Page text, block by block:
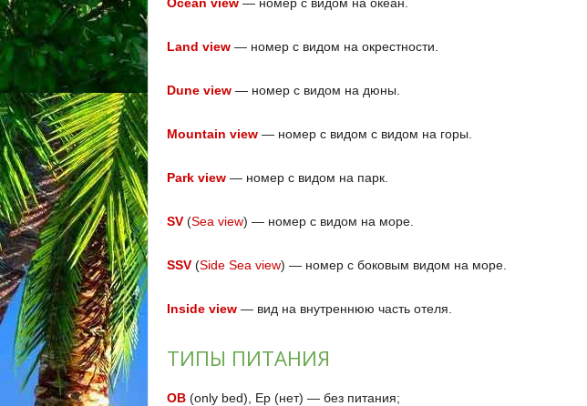
Land view— номер с видом на окрестности.
Dune view— номер с видом на дюны.
Mountain view— номер с видом с видом на горы.
Park view— номер с видом на парк.
SV(Sea view) — номер с видом на море.
SSV(Side Sea view) — номер с боковым видом на море.
Inside view— вид на внутреннюю часть отеля.
ТИПЫ ПИТАНИЯ
ОВ(only bed), Ep (нет) — без питания;